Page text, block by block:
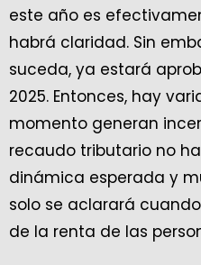
este año es
habrá claridad. Sin
suceda, ya estará
2025. Entonces, hay
momento generan
recaudo tributario no
dinámica esperada y
solo se aclarará
de la renta de las